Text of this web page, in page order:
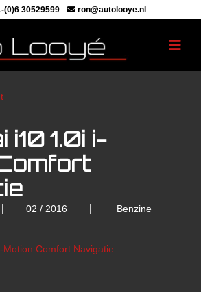
(0)6 30529599 ron@autolooye.nl
i10 1.0i i-
02 / 2016
Benzine